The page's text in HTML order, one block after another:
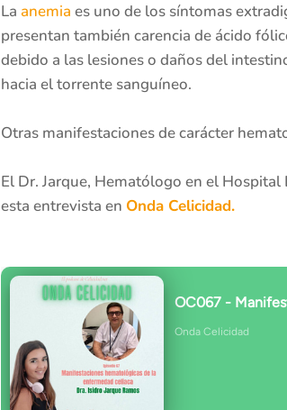
La anemia es uno de los síntomas
presentan también carencia de ácido
debido a las lesiones o daños del
hacia el torrente sanguíneo.
Otras manifestaciones de carácter
El Dr. Jarque, Hematólogo en el
esta entrevista en Onda Celicidad.